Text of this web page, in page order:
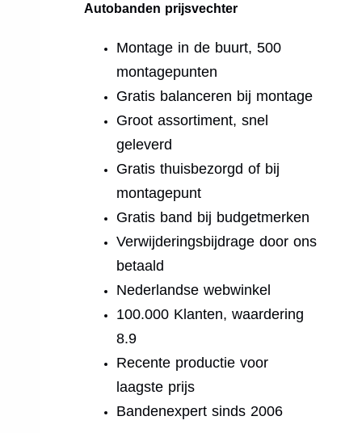
Autobanden prijsvechter
Montage in de buurt, 500
montagepunten
Gratis balanceren bij montage
Groot assortiment, snel
geleverd
Gratis thuisbezorgd of bij
montagepunt
Gratis band bij budgetmerken
Verwijderingsbijdrage door ons
betaald
Nederlandse webwinkel
100.000 Klanten, waardering
8.9
Recente productie voor
laagste prijs
Bandenexpert sinds 2006